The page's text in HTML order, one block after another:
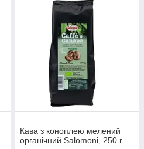
Кава з коноплею мелений
органічний Salomoni, 250 г